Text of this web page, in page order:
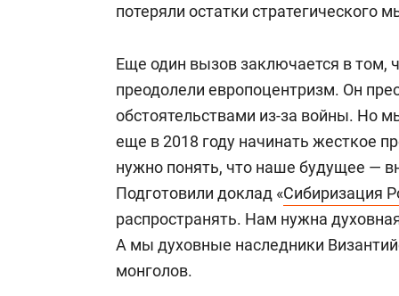
потеряли остатки стратегического
Еще один вызов заключается в том,
преодолели европоцентризм. Он
обстоятельствами из-за войны. Но
еще в 2018 году начинать жесткое
нужно понять, что наше будущее —
Подготовили доклад «Сибиризация
распространять. Нам нужна духовна
А мы духовные наследники В
монголов.